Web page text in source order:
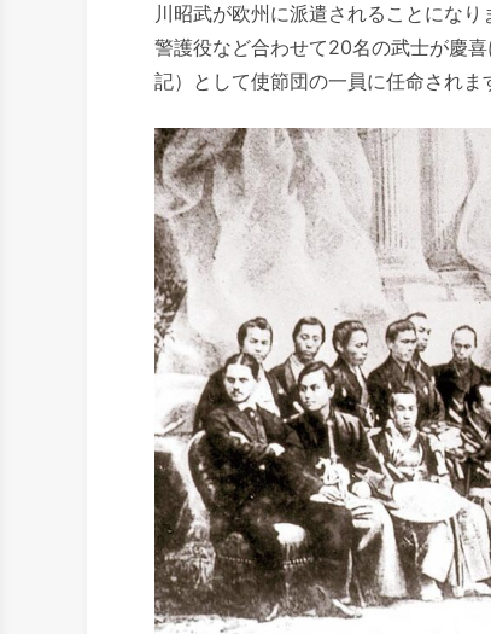
川昭武が欧州に派遣されることになり
警護役など合わせて20名の武士が慶
記）として使節団の一員に任命されま